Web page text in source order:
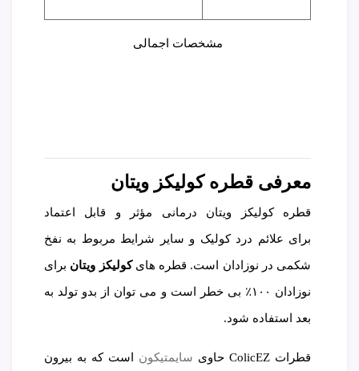
مشخصات اجمالی
معرفی قطره کولیکز ویتان
قطره کولیکز ویتان درمانی مؤثر و قابل اعتماد
برای علائم درد کولیک و سایر شرایط مربوط به نفخ
شکمی در نوزادان است. قطره هایکولیکز ویتان برای
نوزادان ۱۰۰٪ بی خطر است و می توان از بدو تولد به
بعد استفاده شود.
قطرات ColicEZ حاوی سایمتیکون است که به بیرون